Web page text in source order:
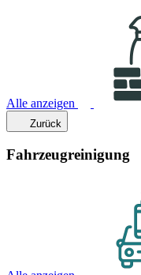
Alle anzeigen
Zurück
Fahrzeugreinigung